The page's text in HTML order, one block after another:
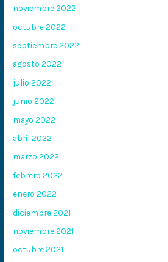
noviembre 2022
octubre 2022
septiembre 2022
agosto 2022
julio 2022
junio 2022
mayo 2022
abril 2022
marzo 2022
febrero 2022
enero 2022
diciembre 2021
noviembre 2021
octubre 2021